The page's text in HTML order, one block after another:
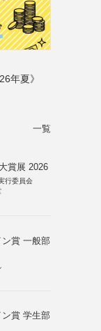
年夏》
一覧
賞展 2026
行委員会
賞 一般部
賞 学生部